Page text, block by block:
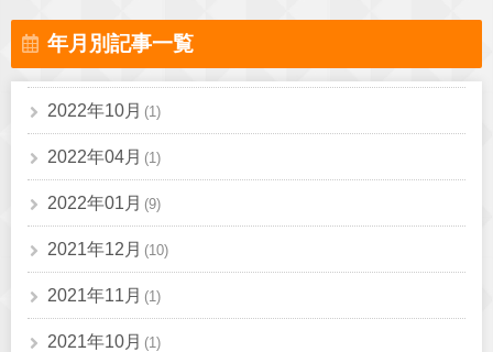
年月別記事一覧
2022年10月 (1)
2022年04月 (1)
2022年01月 (9)
2021年12月 (10)
2021年11月 (1)
2021年10月 (1)